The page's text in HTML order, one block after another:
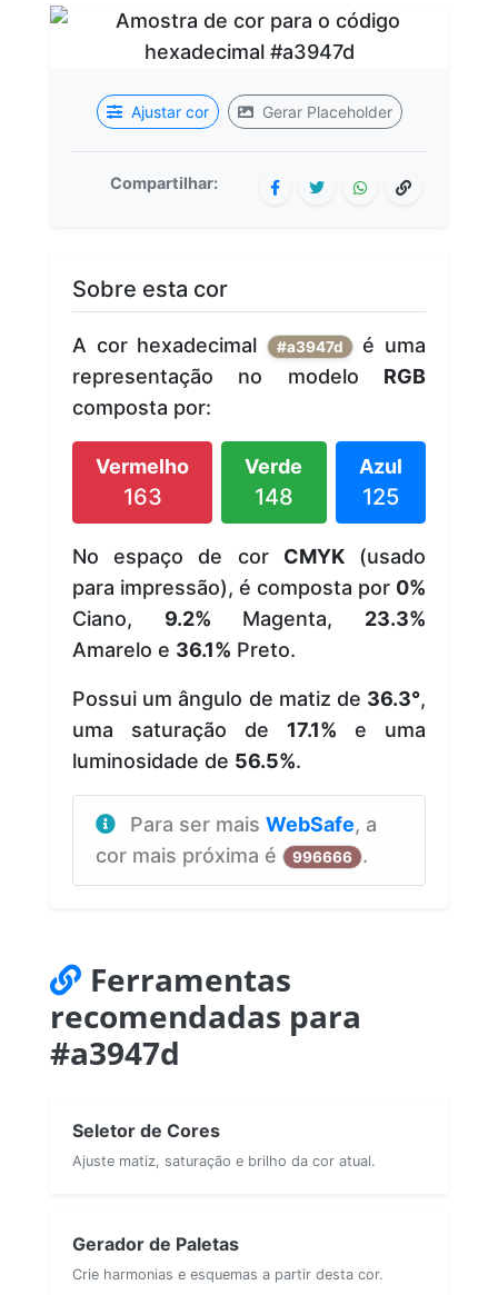
Ajustar cor Gerar Placeholder
Compartilhar:
Sobre esta cor
A cor hexadecimal #a3947d
é uma
representação no modelo RGB
composta por:
Vermelho
163
Verde
148
Azul
125
No espaço de cor CMYK(usado
para impressão), é composta por 0%
Ciano, 9.2% Magenta, 23.3%
Amarelo e 36.1% Preto.
Possui um ângulo de matiz de 36.3°,
uma saturação de 17.1% e uma
luminosidade de 56.5%.
Para ser mais WebSafe, a
cor mais próxima é
996666 .
Ferramentas
recomendadas para
#a3947d
Seletor de Cores
Ajuste matiz, saturação e brilho da cor atual.
Gerador de Paletas
Crie harmonias e esquemas a partir desta cor.